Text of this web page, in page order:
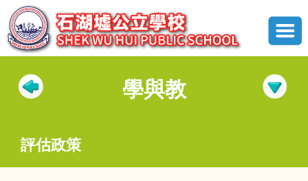
學與教
評估政策